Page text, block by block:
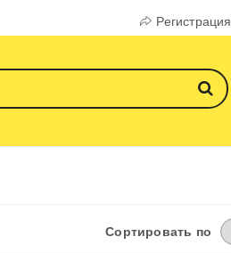
Регистрация
Сортировать по